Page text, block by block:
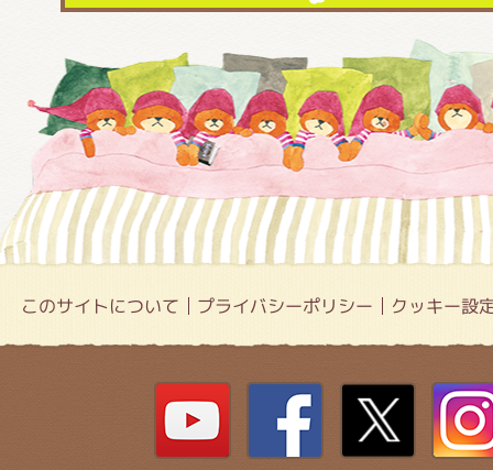
このサイトについて プライバシーポリシー クッキー設